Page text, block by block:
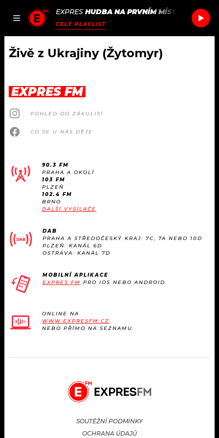
JAK
SEZNAM.CZ
EXPRES HUDBA NA PRVNÍM MÍSTĚ DJ
CELÝ PLAYLIST
DOMŮ
ČLÁNKY
AKTUÁLNĚ
ROZHOVORY
#NEBUDUDOMA
KVÍZY
TRENDY
KULTURA
PODCASTY
RÁDIO
APLIKACE
PROGRAM
PLAYLIST
JAK NALADIT
SOUTĚŽE
Živě z Ukrajiny (Žytomyr)
EXPRES FM
POHLED DO ZÁKULISÍ
CO SE U NÁS DĚJE
90.3 FM
PRAHA A OKOLÍ
103 FM
PLZEŇ
102.4 FM
BRNO
DALŠÍ VYSÍLAČE
DAB
PRAHA A STŘEDOČESKÝ KRAJ: 7C, 7A NEBO 10D
PLZEŇ: KANÁL 6D
OSTRAVA: KANÁL 7D
MOBILNÍ APLIKACE
EXPRES FM PRO IOS NEBO ANDROID.
ONLINE NA
WWW.EXPRESFM.CZ
NEBO PŘÍMO NA SEZNAMU.
SOUTĚŽNÍ PODMÍNKY
OCHRANA ÚDAJŮ